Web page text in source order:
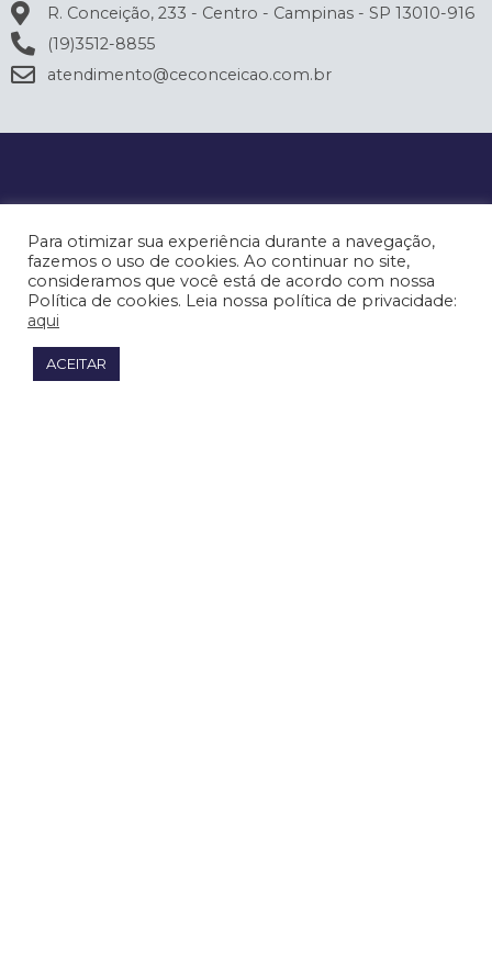
R. Conceição, 233 - Centro - Campinas - SP 13010-916
(19)3512-8855
atendimento@ceconceicao.com.br
Para otimizar sua experiência durante a navegação,
fazemos o uso de cookies. Ao continuar no site,
consideramos que você está de acordo com nossa
Política de cookies. Leia nossa política de privacidade:
aqui
ACEITAR